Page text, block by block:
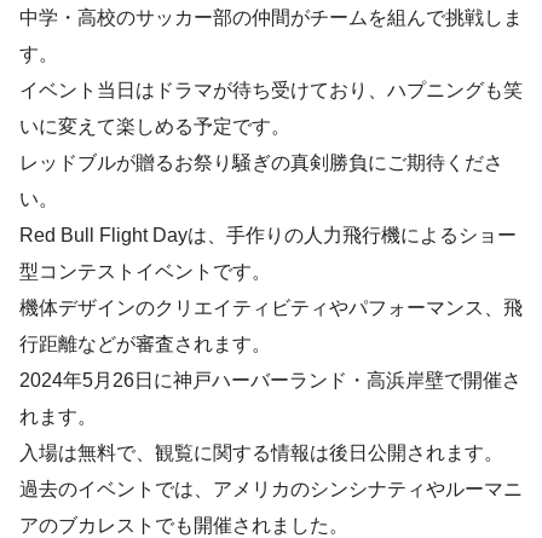
中学・高校のサッカー部の仲間がチームを組んで挑戦しま
す。
イベント当日はドラマが待ち受けており、ハプニングも笑
いに変えて楽しめる予定です。
レッドブルが贈るお祭り騒ぎの真剣勝負にご期待くださ
い。
Red Bull Flight Dayは、手作りの人力飛行機によるショー
型コンテストイベントです。
機体デザインのクリエイティビティやパフォーマンス、飛
行距離などが審査されます。
2024年5月26日に神戸ハーバーランド・高浜岸壁で開催さ
れます。
入場は無料で、観覧に関する情報は後日公開されます。
過去のイベントでは、アメリカのシンシナティやルーマニ
アのブカレストでも開催されました。